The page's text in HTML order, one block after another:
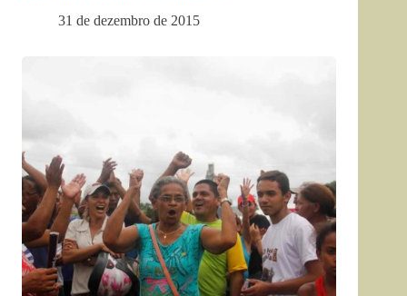
31 de dezembro de 2015